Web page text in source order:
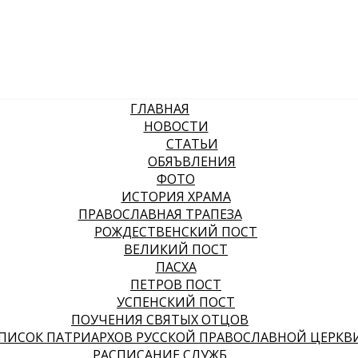
ГЛАВНАЯ
НОВОСТИ
СТАТЬИ
ОБЯЪВЛЕНИЯ
ФОТО
ИСТОРИЯ ХРАМА
ПРАВОСЛАВНАЯ ТРАПЕЗА
РОЖДЕСТВЕНСКИЙ ПОСТ
ВЕЛИКИЙ ПОСТ
ПАСХА
ПЕТРОВ ПОСТ
УСПЕНСКИЙ ПОСТ
ПОУЧЕНИЯ СВЯТЫХ ОТЦОВ
ПАТРИАРХОВ РУССКОЙ ПРАВОСЛАВНОЙ